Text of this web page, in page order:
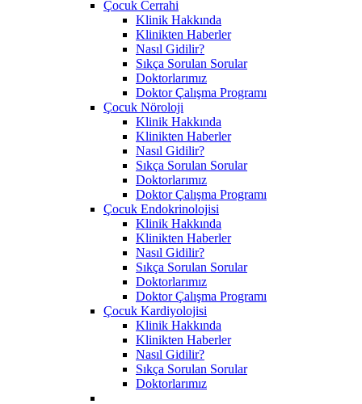
Çocuk Cerrahi
Klinik Hakkında
Klinikten Haberler
Nasıl Gidilir?
Sıkça Sorulan Sorular
Doktorlarımız
Doktor Çalışma Programı
Çocuk Nöroloji
Klinik Hakkında
Klinikten Haberler
Nasıl Gidilir?
Sıkça Sorulan Sorular
Doktorlarımız
Doktor Çalışma Programı
Çocuk Endokrinolojisi
Klinik Hakkında
Klinikten Haberler
Nasıl Gidilir?
Sıkça Sorulan Sorular
Doktorlarımız
Doktor Çalışma Programı
Çocuk Kardiyolojisi
Klinik Hakkında
Klinikten Haberler
Nasıl Gidilir?
Sıkça Sorulan Sorular
Doktorlarımız